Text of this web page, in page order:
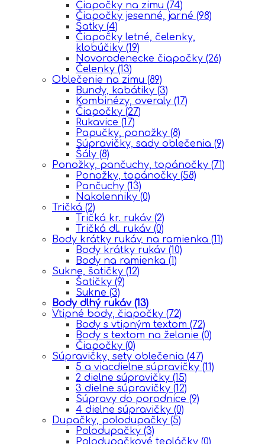
Čiapočky na zimu (74)
Čiapočky jesenné, jarné (98)
Šatky (4)
Čiapočky letné, čelenky,
klobúčiky (19)
Novorodenecke čiapočky (26)
Čelenky (13)
Oblečenie na zimu (89)
Bundy, kabátiky (3)
Kombinézy, overaly (17)
Čiapočky (27)
Rukavice (17)
Papučky, ponožky (8)
Súpravičky, sady oblečenia (9)
Šály (8)
Ponožky, pančuchy, topánočky (71)
Ponožky, topánočky (58)
Pančuchy (13)
Nakolenniky (0)
Tričká (2)
Tričká kr. rukáv (2)
Tričká dl. rukáv (0)
Body krátky rukáv, na ramienka (11)
Body krátky rukáv (10)
Body na ramienka (1)
Sukne, šatičky (12)
Šatičky (9)
Sukne (3)
Body dlhý rukáv (13)
Vtipné body, čiapočky (72)
Body s vtipným textom (72)
Body s textom na želanie (0)
Čiapočky (0)
Súpravičky, sety oblečenia (47)
5 a viacdielne súpravičky (11)
2 dielne súpravičky (15)
3 dielne súpravičky (12)
Súpravy do porodnice (9)
4 dielne súpravičky (0)
Dupačky, polodupačky (5)
Polodupačky (3)
Polodupačkové tepláčky (0)